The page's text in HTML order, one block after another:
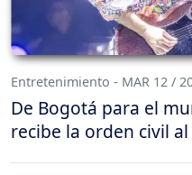
Entretenimiento - MAR 12 /
De Bogotá para el
recibe la orden civil